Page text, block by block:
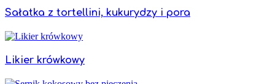
Sałatka z tortellini, kukurydzy i pora
Likier krówkowy